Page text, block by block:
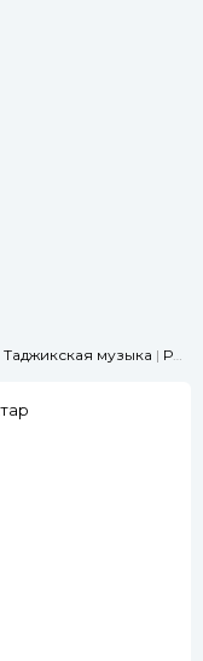
Таджикская музыка | РЭП